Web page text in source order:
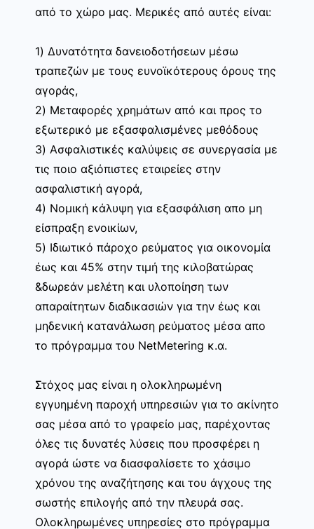
από το χώρο μας. Μερικές από αυτές είναι:
1) Δυνατότητα δανειοδοτήσεων μέσω
τραπεζών με τους ευνοϊκότερους όρους της
αγοράς,
2) Μεταφορές χρημάτων από και προς το
εξωτερικό με εξασφαλισμένες μεθόδους
3) Ασφαλιστικές καλύψεις σε συνεργασία με
τις ποιο αξιόπιστες εταιρείες στην
ασφαλιστική αγορά,
4) Νομική κάλυψη για εξασφάλιση απο μη
είσπραξη ενοικίων,
5) Ιδιωτικό πάροχο ρεύματος για οικονομία
έως και 45% στην τιμή της κιλοβατώρας
&δωρεάν μελέτη και υλοποίηση των
απαραίτητων διαδικασιών για την έως και
μηδενική κατανάλωση ρεύματος μέσα απο
το πρόγραμμα του NetMetering κ.α.
Στόχος μας είναι η ολοκληρωμένη
εγγυημένη παροχή υπηρεσιών για το ακίνητο
σας μέσα από το γραφείο μας, παρέχοντας
όλες τις δυνατές λύσεις που προσφέρει η
αγορά ώστε να διασφαλίσετε το χάσιμο
χρόνου της αναζήτησης και του άγχους της
σωστής επιλογής από την πλευρά σας.
Ολοκληρωμένες υπηρεσίες στο πρόγραμμα